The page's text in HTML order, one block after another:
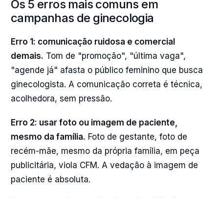
Os 5 erros mais comuns em
campanhas de ginecologia
Erro 1: comunicação ruidosa e comercial
demais. Tom de "promoção", "última vaga",
"agende já" afasta o público feminino que busca
ginecologista. A comunicação correta é técnica,
acolhedora, sem pressão.
Erro 2: usar foto ou imagem de paciente,
mesmo da família. Foto de gestante, foto de
recém-mãe, mesmo da própria família, em peça
publicitária, viola CFM. A vedação à imagem de
paciente é absoluta.